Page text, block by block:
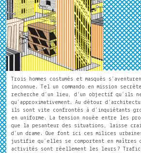
Trois hommes costumés et masqués
inconnue. Tel un commando en mission
recherche d’un lieu, d’un objectif qu’ils
qu’approximativement. Au détour
ils sont vite confrontés à d’inquiétants
en uniforme. La tension nouée entre les
que la pesanteur des situations, laisse
d’un drame. Que font ici ces milices
justifie qu’elles se comportent en maîtres
activités sont réellement les leurs ? Trafic